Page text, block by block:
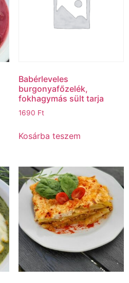
Babérleveles
burgonyafőzelék,
fokhagymás sült tarja
1690 Ft
Kosárba teszem